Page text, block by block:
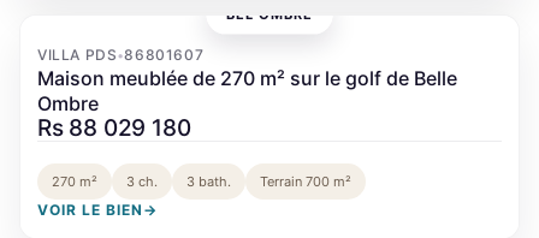
BEL OMBRE
VILLA PDS•86801607
Maison meublée de 270 m² sur le golf de Belle
Ombre
Rs 88 029 180
270 m² 3 ch. 3 bath. Terrain 700 m²
VOIR LE BIEN →